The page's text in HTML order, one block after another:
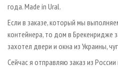
года. Made in Ural.
Если в заказе, который мы
контейнера, то дом в Брекенридже
захотел двери и окна из Украины,
Сейчас я отправляю заказ из